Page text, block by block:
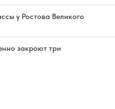
у Ростова Великого
закроют три